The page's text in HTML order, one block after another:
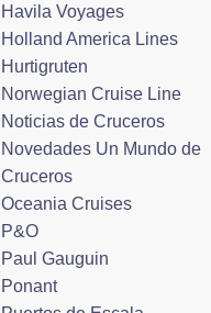
Havila Voyages
Holland America Lines
Hurtigruten
Norwegian Cruise Line
Noticias de Cruceros
Novedades Un Mundo de
Cruceros
Oceania Cruises
P&O
Paul Gauguin
Ponant